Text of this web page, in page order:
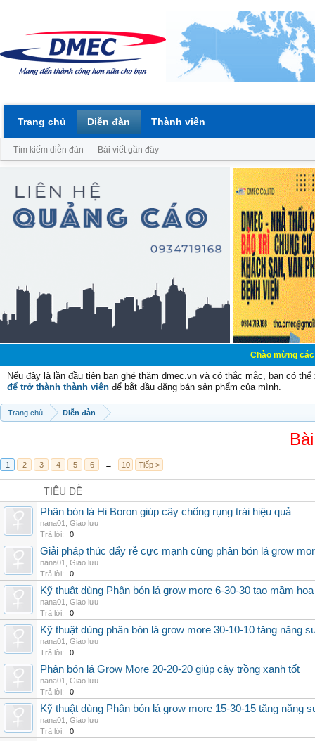
Chào mừng các bạn đến
Nếu đây là lần đầu tiên bạn ghé thăm dmec.vn và có thắc mắc, bạn có
để trở thành thành viên để bắt đầu đăng bán sản phẩm của mình.
Trang chủ Diễn đàn
1 2 3 4 5 6 → 10 Tiếp >
TIÊU ĐỀ
Phân bón lá Hi Boron giúp cây chống rụng trái hiệu quả
nana01
Giao lưu
Trả lời:
0
Giải pháp thúc đẩy rễ cực mạnh cùng phân bón lá grow
nana01
Giao lưu
Trả lời:
0
Kỹ thuật dùng Phân bón lá grow more 6-30-30 tạo mầm hoa
nana01
Giao lưu
Trả lời:
0
Kỹ thuật dùng phân bón lá grow more 30-10-10 tăng năng
nana01
Giao lưu
Trả lời:
0
Phân bón lá Grow More 20-20-20 giúp cây trồng xanh tốt
nana01
Giao lưu
Trả lời:
0
Kỹ thuật dùng Phân bón lá grow more 15-30-15 tăng năng
nana01
Giao lưu
Trả lời:
0
Trang chủ Diễn đàn
Tìm kiếm diễn đàn Bài viết gần đây
Thành viên